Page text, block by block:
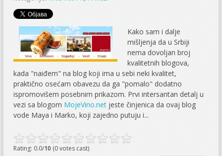
Kako sam i dalje
mišljenja da u Srbiji
nema dovoljan broj
kvalitetnih blogova,
kada "naiđem" na blog koji ima u sebi neki kvalitet,
praktično osećam obavezu da ga "pomalo" dodatno
ispromovišem posebnim prikazom. Prvi intersantan detalj u
vezi sa blogom MojeVino.net jeste činjenica da ovaj blog
vode Maya i Marko, koji zajedno putuju i...
Rating: 0.0/10 (0 votes cast)